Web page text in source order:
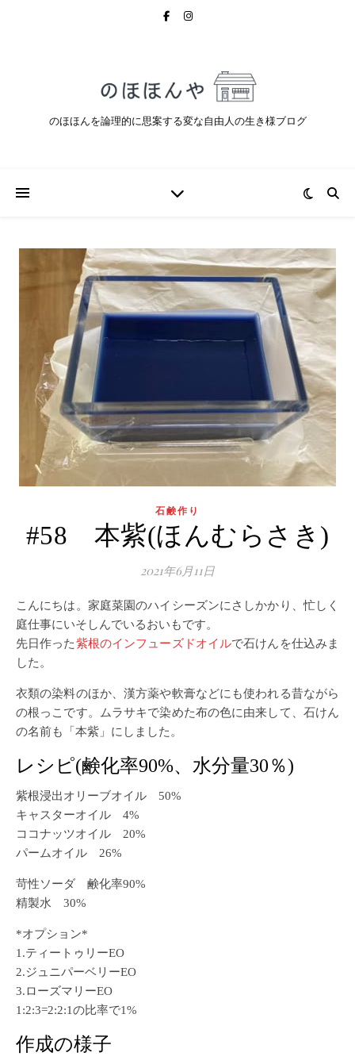
のほほんを論理的に思案する変な自由人の生き様ブログ
石鹸作り
#58 本紫(ほんむらさき)
2021年6月11日
こんにちは。家庭菜園のハイシーズンにさしかかり、忙しく
庭仕事にいそしんでいるおいもです。
先日作った紫根のインフューズドオイルで石けんを仕込みま
した。
衣類の染料のほか、漢方薬や軟膏などにも使われる昔ながら
の根っこです。ムラサキで染めた布の色に由来して、石けん
の名前も「本紫」にしました。
レシピ(鹸化率90%、水分量30％)
紫根浸出オリーブオイル 50%
キャスターオイル 4%
ココナッツオイル 20%
パームオイル 26%
苛性ソーダ 鹸化率90%
精製水 30%
*オプション*
1.ティートゥリーEO
2.ジュニパーベリーEO
3.ローズマリーEO
1:2:3=2:2:1の比率で1%
作成の様子